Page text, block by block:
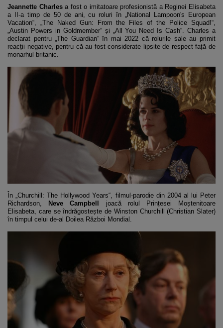
Jeannette Charlesa fost o imitatoare profesionistă a Reginei Elisabeta
a II-a timp de 50 de ani, cu roluri în „National Lampoon's European
Vacation“, „The Naked Gun: From the Files of the Police Squad!“,
„Austin Powers in Goldmember“ și „All You Need Is Cash“. Charles a
declarat pentru „The Guardian“ în mai 2022 că rolurile sale au primit
reacții negative, pentru că au fost considerate lipsite de respect față de
monarhul britanic.
În „Churchill: The Hollywood Years“, filmul-parodie din 2004 al lui Peter
Richardson,
Neve Campbell
joacă rolul Prințesei Moștenitoare
Elisabeta, care se îndrăgostește de Winston Churchill (Christian Slater)
în timpul celui de-al Doilea Război Mondial.